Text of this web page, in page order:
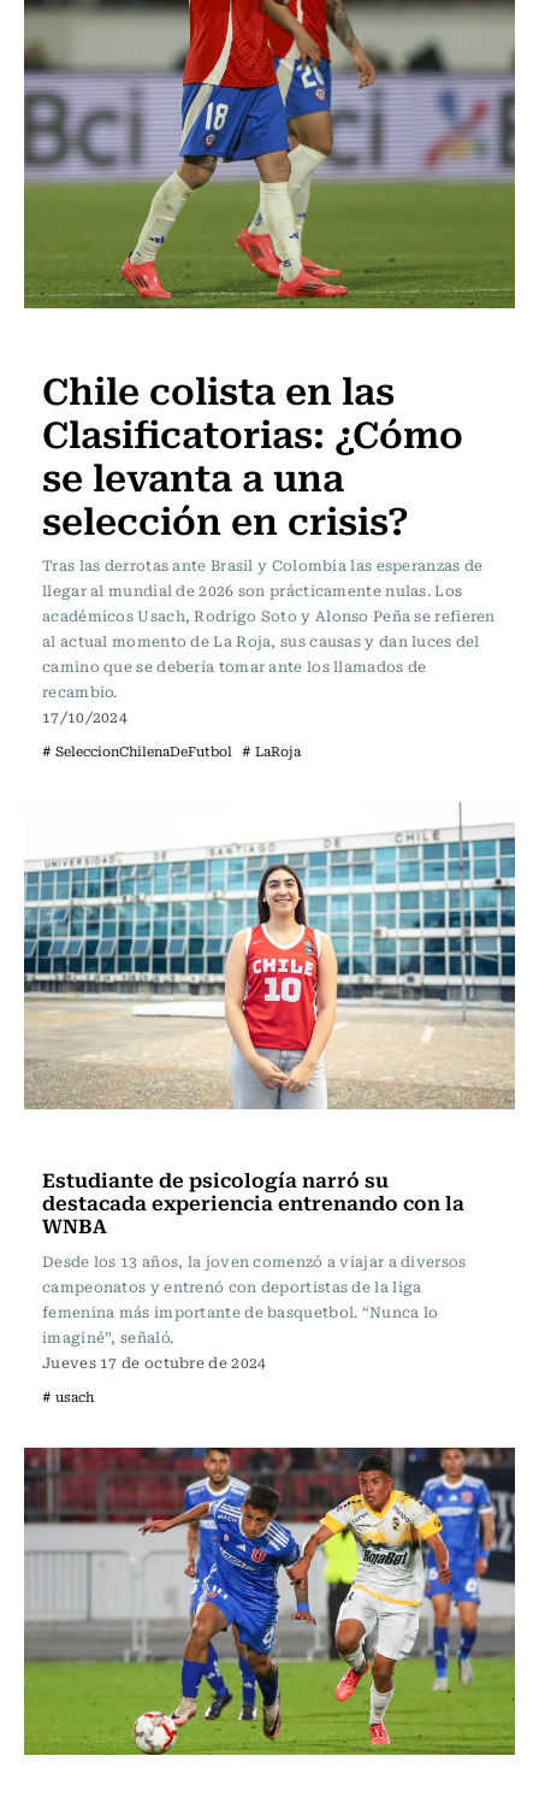
Chile colista en las
Clasificatorias: ¿Cómo
se levanta a una
selección en crisis?
Tras las derrotas ante Brasil y Colombia las esperanzas de
llegar al mundial de 2026 son prácticamente nulas. Los
académicos Usach, Rodrigo Soto y Alonso Peña se refieren
al actual momento de La Roja, sus causas y dan luces del
camino que se debería tomar ante los llamados de
recambio.
17/10/2024
# SeleccionChilenaDeFutbol # LaRoja
Estudiante de psicología narró su
destacada experiencia entrenando con la
WNBA
Desde los 13 años, la joven comenzó a viajar a diversos
campeonatos y entrenó con deportistas de la liga
femenina más importante de basquetbol. “Nunca lo
imaginé”, señaló.
Jueves 17 de octubre de 2024
# usach